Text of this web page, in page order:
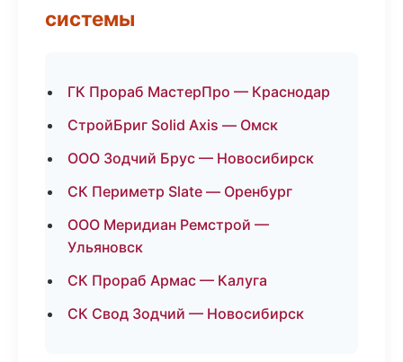
системы
ГК Прораб МастерПро — Краснодар
СтройБриг Solid Axis — Омск
ООО Зодчий Брус — Новосибирск
СК Периметр Slate — Оренбург
ООО Меридиан Ремстрой —
Ульяновск
СК Прораб Армас — Калуга
СК Свод Зодчий — Новосибирск